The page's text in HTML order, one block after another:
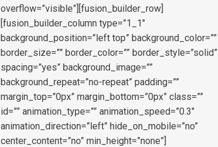
overflow=”visible”][fusion_builder_row]
[fusion_builder_column type=”1_1″
background_position=”left top” background_color=””
border_size=”” border_color=”” border_style=”solid”
spacing=”yes” background_image=””
background_repeat=”no-repeat” padding=””
margin_top=”0px” margin_bottom=”0px” class=””
id=”” animation_type=”” animation_speed=”0.3″
animation_direction=”left” hide_on_mobile=”no”
center_content=”no” min_height=”none”]